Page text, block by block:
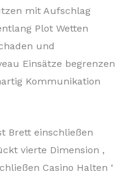
mit Aufschlag
Plot Wetten
und
Einsätze begrenzen
Kommunikation
Brett einschließen
vierte Dimension ,
Casino Halten ‘